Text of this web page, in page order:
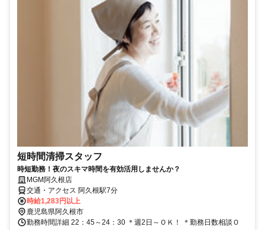
短時間清掃スタッフ
時短勤務！夜のスキマ時間を有効活用しませんか？
MGM阿久根店
交通・アクセス 阿久根駅7分
時給1,283円以上
鹿児島県阿久根市
勤務時間詳細 22：45～24：30 ＊週2日～ＯＫ！ ＊勤務日数相談Ｏ